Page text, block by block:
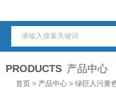
PRODUCTS 产品中心
首页 > 产品中心 >绿巨人污黄